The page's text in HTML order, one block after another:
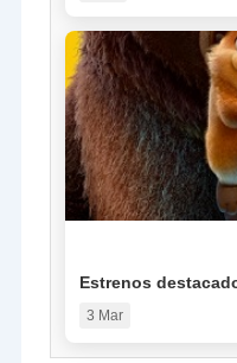
Estrenos
3 Mar